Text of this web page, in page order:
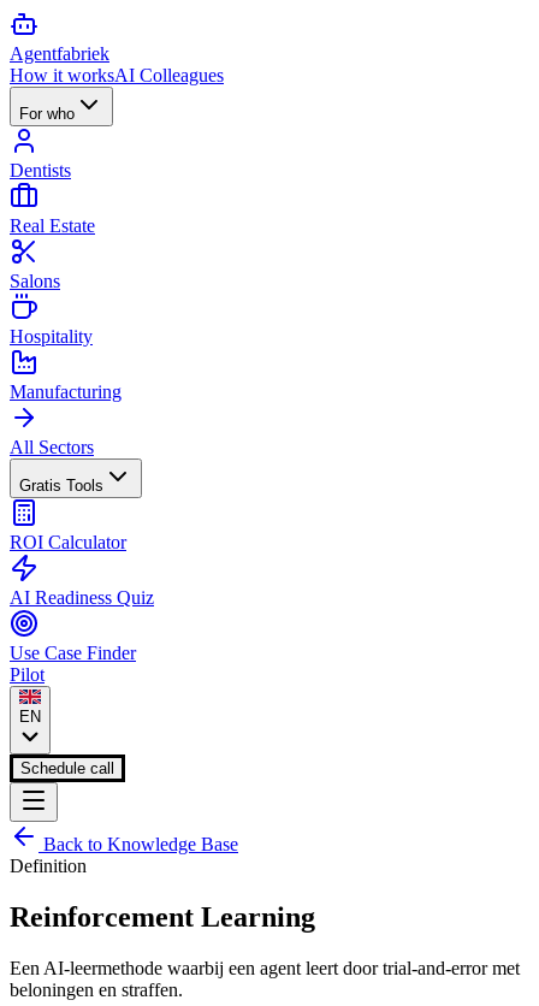
Agentfabriek
How it worksAI Colleagues
For who
Dentists
Real Estate
Salons
Hospitality
Manufacturing
All Sectors
Gratis Tools
ROI Calculator
AI Readiness Quiz
Use Case Finder
Pilot
EN
Schedule call
Back to Knowledge Base
Definition
Reinforcement Learning
Een AI-leermethode waarbij een agent leert door trial-and-error met
beloningen en straffen.